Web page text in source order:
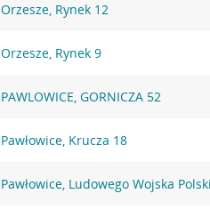
Orzesze, Rynek 12
Orzesze, Rynek 9
PAWLOWICE, GORNICZA 52
Pawłowice, Krucza 18
Pawłowice, Ludowego Wojska